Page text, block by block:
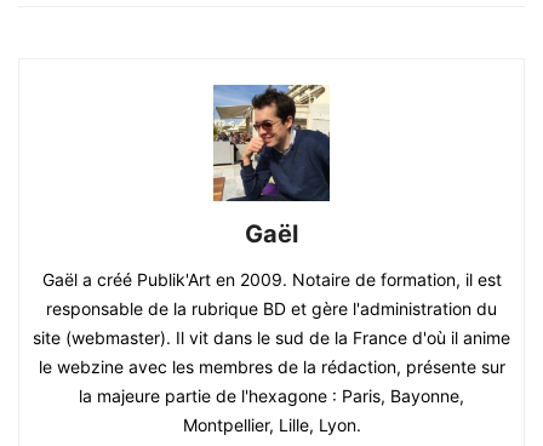
Gaël
Gaël a créé Publik'Art en 2009. Notaire de formation, il est
responsable de la rubrique BD et gère l'administration du
site (webmaster). Il vit dans le sud de la France d'où il anime
le webzine avec les membres de la rédaction, présente sur
la majeure partie de l'hexagone : Paris, Bayonne,
Montpellier, Lille, Lyon.